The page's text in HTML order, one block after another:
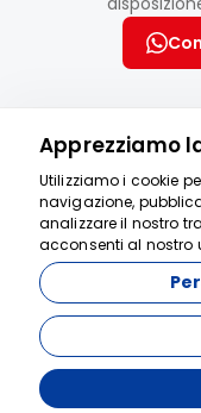
Best Cappadocia
Ürgüp İşmerkezi
Best Cappadocia Tour
Apprezziamo
Utilizziamo i cookie
navigazione,
analizzare il nostro
acconsenti al nostro